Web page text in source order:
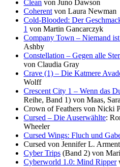
Clean von Juno Dawson
Coherent von Laura Newman
Cold-Blooded: Der
1 von Martin Gancarczyk
Company Town – Niemand
Ashby
Constellation – Gegen alle
von Claudia Gray
Crave (1) – Die Katmere
Wolff
Crescent City 1 – Wenn das
Reihe, Band 1) von Maas,
Crown of Feathers von Nicki
Cursed – Die Auserwählte:
Wheeler
Cursed Wings: Fluch und
Cursed von Jennifer L.
Cyber Trips (Band 2) von
Cyberworld 1.0: Mind Ripper